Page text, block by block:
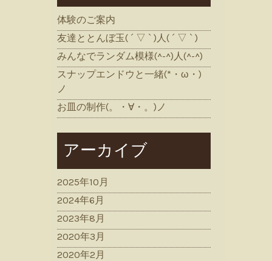
体験のご案内
友達ととんぼ玉( ´ ▽ ` )人( ´ ▽ ` )
みんなでランダム模様(^-^)人(^-^)
スナップエンドウと一緒(*・ω・)
ノ
お皿の制作(。・∀・。)ノ
アーカイブ
2025年10月
2024年6月
2023年8月
2020年3月
2020年2月